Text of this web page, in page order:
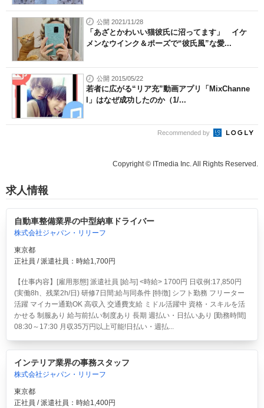
公開 2021/11/28
「あざとかわいい猫彼氏に沼ってます」 イケ
メンなウインク＆ポーズで“彼氏風”な愛...
公開 2015/05/22
若者に広がる“リア充”動画アプリ「MixChanne
l」はなぜ成功したのか（1/...
Recommended by
Copyright © ITmedia Inc. All Rights Reserved.
求人情報
自動車整備業界の中型納車ドライバー
株式会社ジャパン・リリーフ
東京都
正社員 / 派遣社員：時給1,700円
【仕事内容】[雇用形態] 派遣社員 [給与] <時給> 1700円 日収例:17,850円
(実働8h、残業2h/日) 研修7日間:給与同条件 [特徴] シフト勤務 フリーター
活躍 マイカー通勤OK 高収入 交通費支給 ミドル活躍中 資格・スキルを活
かせる 制服あり 給与前払い制度あり 長期 週払い・日払いあり [勤務時間]
08:30～17:30 月収35万円以上可能!日払い・週払...
インテリア業界の事務スタッフ
株式会社ジャパン・リリーフ
東京都
正社員 / 派遣社員：時給1,400円